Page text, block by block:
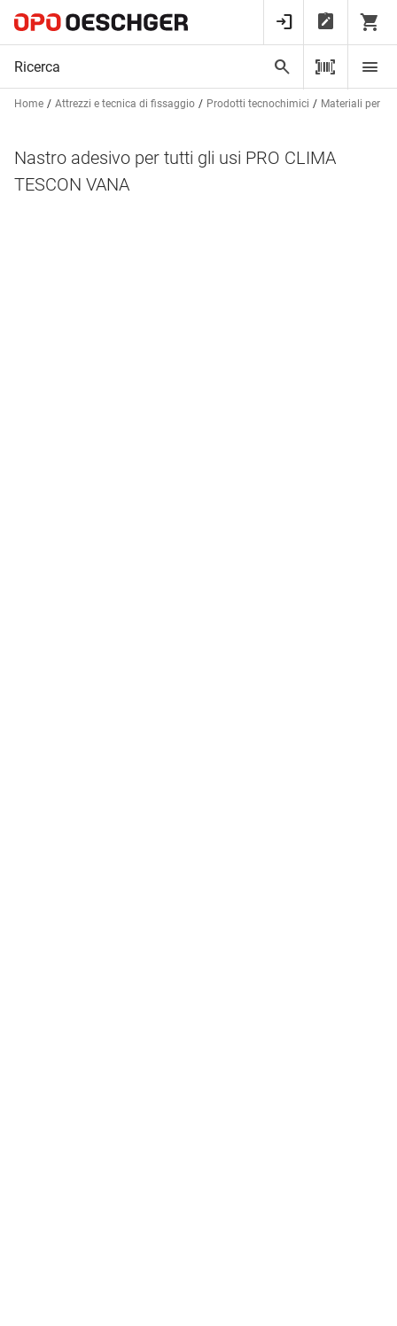
Home Attrezzi e tecnica di fissaggio Prodotti tecnochimici Materiali per
Nastro adesivo per tutti gli usi PRO CLIMA
TESCON VANA